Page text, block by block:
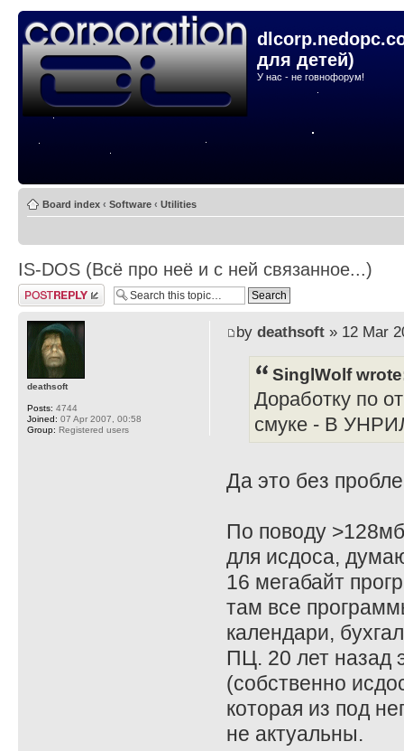
для детей)
У нас - не говнофорум!
Board index ‹ Software ‹ Utilities
IS-DOS (Всё про неё и с ней связанное...)
Post a reply
by deathsoft» 12 Mar
SinglWolf
Доработку по
смуке - В
Да это без
По поводу
для исдоса,
16 мегабайт
там все
календари,
ПЦ. 20 лет назад
(собственно
которая из под
не актуальны.
deathsoft
Posts: 4744
Joined: 07 Apr 2007, 00:58
Group: Registered users